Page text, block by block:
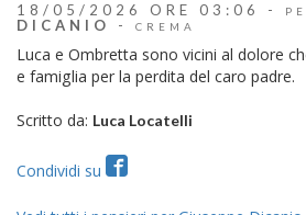
18/05/2026 ORE 03:06 -
DICANIO
- CREMA
Luca e Ombretta sono vicini al dolore
e famiglia per la perdita del caro padre.
Scritto da: Luca Locatelli
Condividi su